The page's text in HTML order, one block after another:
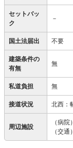
セットバッ
ク
－
国土法届出 不要
建築条件の
有無
無
私道負担 無
接道状況 北西：
周辺施設
（病
（交